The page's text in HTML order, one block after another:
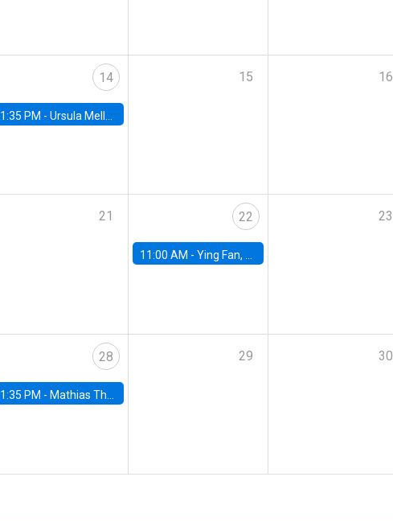
14
1:35 PM -Ursula Mello, Insper - Institute of Education and Research
15 16
21 22
11:00 AM -Ying Fan, University of Michigan
23
28
1:35 PM - Mathias Thoenig, University of Lausanne
29 30